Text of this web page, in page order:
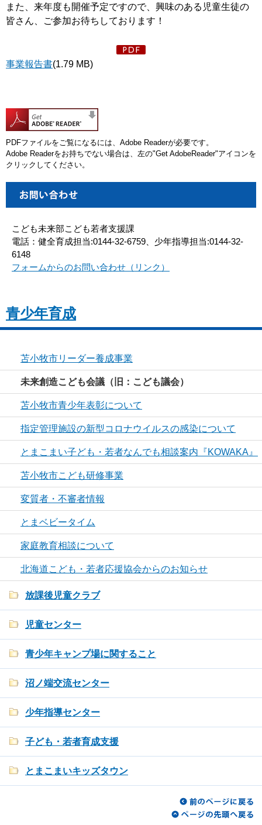
また、来年度も開催予定ですので、興味のある児童生徒の
皆さん、ご参加お待ちしております！
事業報告書(1.79 MB)
PDFファイルをご覧になるには、Adobe Readerが必要です。
Adobe Readerをお持ちでない場合は、左の"Get AdobeReader"アイコンを
クリックしてください。
こども未来部こども若者支援課
電話：健全育成担当:0144-32-6759、少年指導担当:0144-32-
6148
フォームからのお問い合わせ（リンク）
青少年育成
苫小牧市リーダー養成事業
未来創造こども会議（旧：こども議会）
苫小牧市青少年表彰について
指定管理施設の新型コロナウイルスの感染について
とまこまい子ども・若者なんでも相談案内『KOWAKA』
苫小牧市こども研修事業
変質者・不審者情報
とまベビータイム
家庭教育相談について
北海道こども・若者応援協会からのお知らせ
放課後児童クラブ
児童センター
青少年キャンプ場に関すること
沼ノ端交流センター
少年指導センター
子ども・若者育成支援
とまこまいキッズタウン